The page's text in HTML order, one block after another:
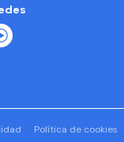
Política de cookies